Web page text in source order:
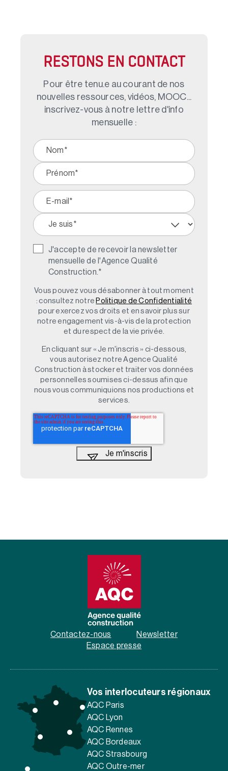
RESTONS EN CONTACT
Pour être tenu.e au courant de nos
nouvelles ressources, vidéos, MOOC...
inscrivez-vous à notre lettre d'info
mensuelle :
J'accepte de recevoir la newsletter
mensuelle de l'Agence Qualité
Construction. *
Vous pouvez vous désabonner à tout moment
: consultez notre Politique de Confidentialité
pour exercez vos droits et en savoir plus sur
notre engagement vis-à-vis de la protection
et du respect de la vie privée.
En cliquant sur « Je m'inscris » ci-dessous,
vous autorisez notre Agence Qualité
Construction à stocker et traiter vos données
personnelles soumises ci-dessus afin que
nous vous communiquions nos productions et
services.
Contactez-nous
Newsletter
Espace presse
Vos interlocuteurs régionaux
AQC Paris
AQC Lyon
AQC Rennes
AQC Bordeaux
AQC Strasbourg
AQC Outre-mer